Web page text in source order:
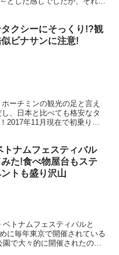
タクシーにそっくり!?観
ビナサンに注意!
ーチミンの観光の足と言え
、日本と比べても格安なタ
2017年11月現在で初乗りが
トナムフェスティバル
た!食べ物屋台もステ
トも盛り沢山
トナムフェスティバルと
に毎年東京で開催されている
園で大々的に開催されたの